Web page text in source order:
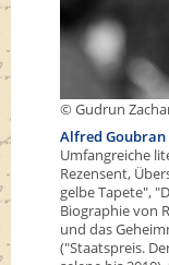
© Gudrun
Alfred Goubran
Umfangreiche
Rezensent,
gelbe Tapete",
Biographie von
und das
("Staatspreis.